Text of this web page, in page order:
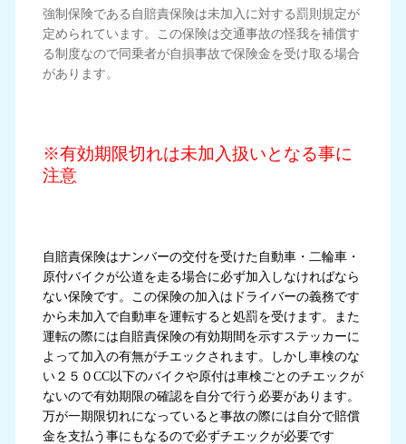
強制保険である自賠責保険は未加入に対する罰則規定が
定められています。この保険は交通事故の怪我を補償す
る制度なので同乗者が自損事故で保険金を受け取る場合
があります。
※有効期限切れは未加入扱いとなる事に
注意
自賠責保険はナンバーの交付を受けた自動車・二輪車・
原付バイクが公道を走る場合に必ず加入しなければなら
ない保険です。この保険の加入はドライバーの義務です
から未加入で自動車を運転すると処罰を受けます。また
運転の際には自賠責保険の有効期間を示すステッカーに
よって加入の有無がチエックされます。しかし車検のな
い２５０CC以下のバイクや原付は車検ごとのチエックが
ないので有効期限の確認を自分で行う必要があります。
万が一期限切れになっていると事故の際には自分で賠償
金を支払う事にもなるので必ずチエックが必要です